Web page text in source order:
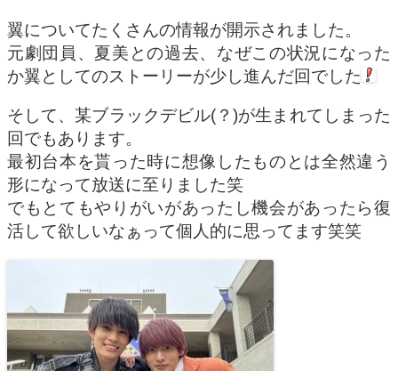
翼についてたくさんの情報が開示されました。
元劇団員、夏美との過去、なぜこの状況になった
か翼としてのストーリーが少し進んだ回でした
そして、某ブラックデビル(？)が生まれてしまった
回でもあります。
最初台本を貰った時に想像したものとは全然違う
形になって放送に至りました笑
でもとてもやりがいがあったし機会があったら復
活して欲しいなぁって個人的に思ってます笑笑